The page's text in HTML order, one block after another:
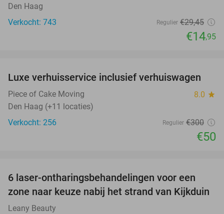
Den Haag
Verkocht: 743
Regulier €29,45
€14,95
83%
Luxe verhuisservice inclusief verhuiswagen
Piece of Cake Moving 8.0 star
Den Haag (+11 locaties)
Verkocht: 256
Regulier €300
€50
68%
6 laser-ontharingsbehandelingen voor een
zone naar keuze nabij het strand van Kijkduin
Leany Beauty